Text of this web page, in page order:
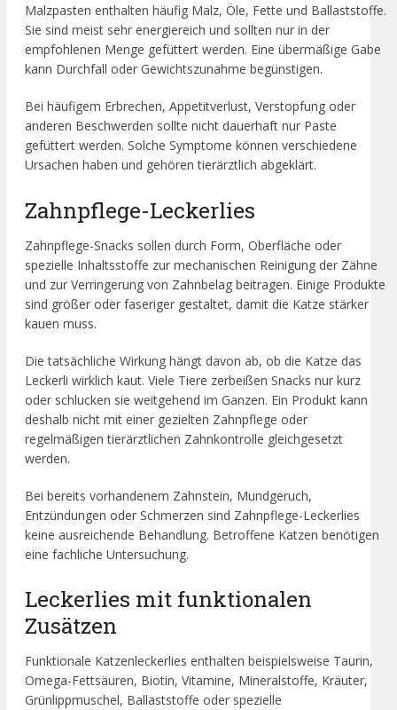
Malzpasten enthalten häufig Malz, Öle, Fette und Ballaststoffe.
Sie sind meist sehr energiereich und sollten nur in der
empfohlenen Menge gefüttert werden. Eine übermäßige Gabe
kann Durchfall oder Gewichtszunahme begünstigen.
Bei häufigem Erbrechen, Appetitverlust, Verstopfung oder
anderen Beschwerden sollte nicht dauerhaft nur Paste
gefüttert werden. Solche Symptome können verschiedene
Ursachen haben und gehören tierärztlich abgeklärt.
Zahnpflege-Leckerlies
Zahnpflege-Snacks sollen durch Form, Oberfläche oder
spezielle Inhaltsstoffe zur mechanischen Reinigung der Zähne
und zur Verringerung von Zahnbelag beitragen. Einige Produkte
sind größer oder faseriger gestaltet, damit die Katze stärker
kauen muss.
Die tatsächliche Wirkung hängt davon ab, ob die Katze das
Leckerli wirklich kaut. Viele Tiere zerbeißen Snacks nur kurz
oder schlucken sie weitgehend im Ganzen. Ein Produkt kann
deshalb nicht mit einer gezielten Zahnpflege oder
regelmäßigen tierärztlichen Zahnkontrolle gleichgesetzt
werden.
Bei bereits vorhandenem Zahnstein, Mundgeruch,
Entzündungen oder Schmerzen sind Zahnpflege-Leckerlies
keine ausreichende Behandlung. Betroffene Katzen benötigen
eine fachliche Untersuchung.
Leckerlies mit funktionalen
Zusätzen
Funktionale Katzenleckerlies enthalten beispielsweise Taurin,
Omega-Fettsäuren, Biotin, Vitamine, Mineralstoffe, Kräuter,
Grünlippmuschel, Ballaststoffe oder spezielle